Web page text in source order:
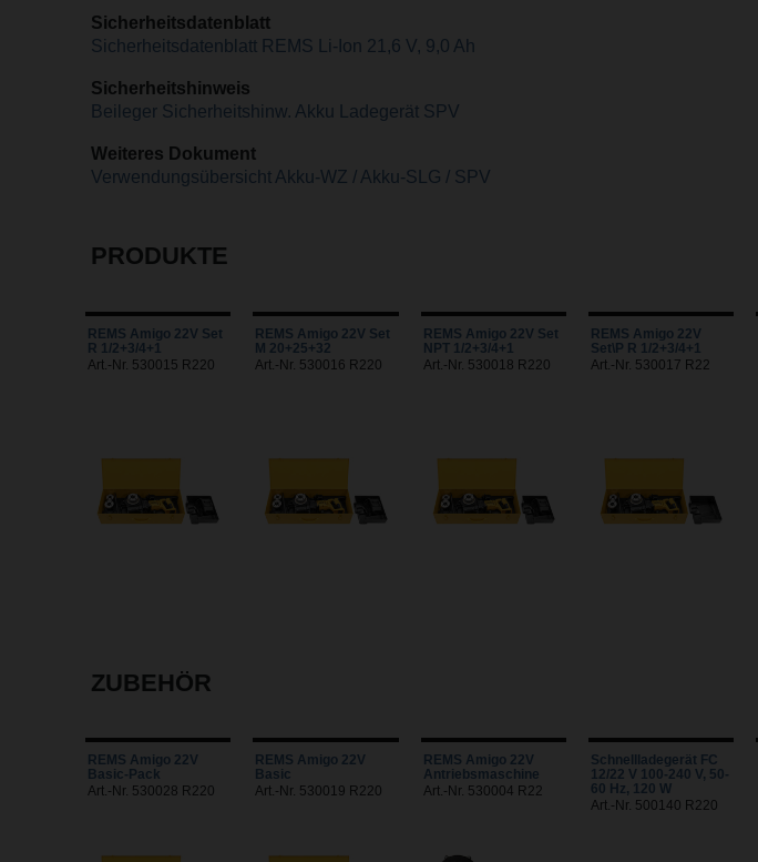
Sicherheitsdatenblatt
Sicherheitsdatenblatt REMS Li-Ion 21,6 V, 9,0 Ah
Sicherheitshinweis
Beileger Sicherheitshinw. Akku Ladegerät SPV
Weiteres Dokument
Verwendungsübersicht Akku-WZ / Akku-SLG / SPV
PRODUKTE
REMS Amigo 22V Set
R 1/2+3/4+1
Art.-Nr. 530015 R220
REMS Amigo 22V Set
M 20+25+32
Art.-Nr. 530016 R220
REMS Amigo 22V Set
NPT 1/2+3/4+1
Art.-Nr. 530018 R220
REMS Amigo 22V
Set\P R 1/2+3/4+1
Art.-Nr. 530017 R22
ZUBEHÖR
REMS Amigo 22V
Basic-Pack
Art.-Nr. 530028 R220
REMS Amigo 22V
Basic
Art.-Nr. 530019 R220
REMS Amigo 22V
Antriebsmaschine
Art.-Nr. 530004 R22
Schnellladegerät FC
12/22 V 100-240 V, 50-
60 Hz, 120 W
Art.-Nr. 500140 R220